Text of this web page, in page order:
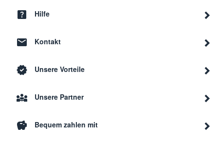
Hilfe
Kontakt
Unsere Vorteile
Unsere Partner
Bequem zahlen mit